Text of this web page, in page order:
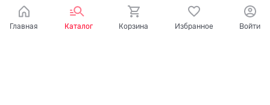
Главная Каталог Корзина Избранное Войти